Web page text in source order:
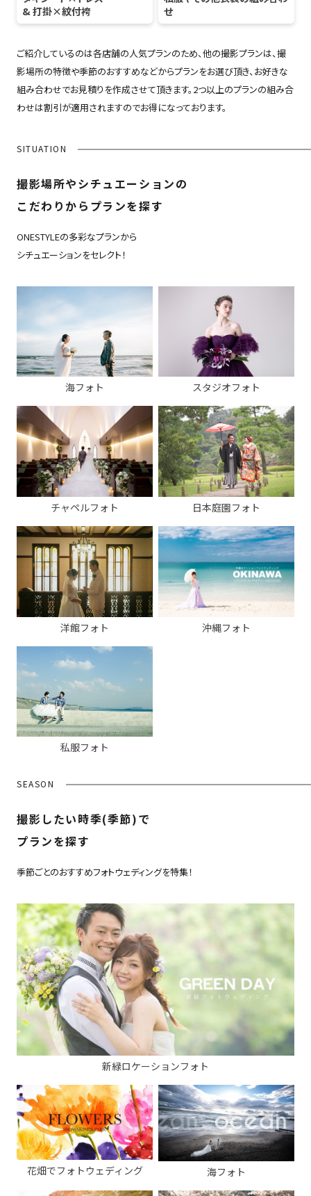
& 打掛×紋付袴
せ
ご紹介しているのは各店舗の人気プランのため、他の撮影プランは、撮
影場所の特徴や季節のおすすめなどからプランをお選び頂き、お好きな
組み合わせでお見積りを作成させて頂きます。2つ以上のプランの組み合
わせは割引が適用されますのでお得になっております。
SITUATION
撮影場所やシチュエーションの
こだわりからプランを探す
ONESTYLEの多彩なプランから
シチュエーションをセレクト！
海フォト スタジオフォト
チャペルフォト 日本庭園フォト
洋館フォト 沖縄フォト
私服フォト
SEASON
撮影したい時季(季節)で
プランを探す
季節ごとのおすすめフォトウェディングを特集！
新緑ロケーションフォト
花畑でフォトウェディング 海フォト